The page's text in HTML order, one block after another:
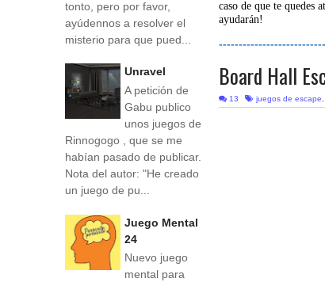
caso de que te quedes
ayudarán!
Board Hall
13 juegos de escape
tonto, pero por favor,
ayúdennos a resolver el
misterio para que pued...
Unravel
A petición de
Gabu publico
unos juegos de
Rinnogogo , que se me
habían pasado de publicar.
Nota del autor: "He creado
un juego de pu...
Juego Mental
24
Nuevo juego
mental para